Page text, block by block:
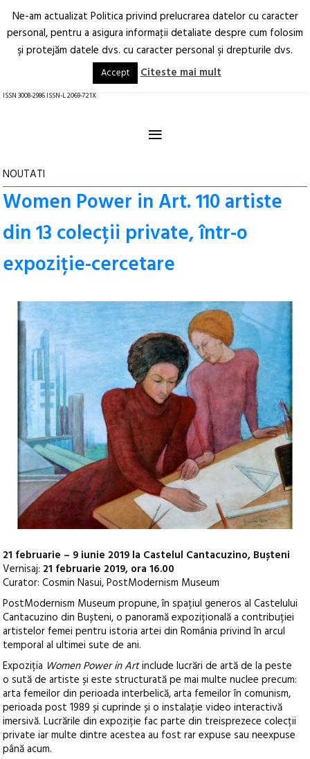
Arhitectură.
Oraș.
RO EN
ISSN 3008-2986 ISSN-L 2069-721X
≡
NOUTATI
Women Power in Art. 110 artiste
din 13 colecții private, într-o
expoziție-cercetare
21 februarie – 9 iunie 2019 la Castelul Cantacuzino, Bușteni
Vernisaj: 21 februarie 2019, ora 16.00
Curator: Cosmin Nasui, PostModernism Museum
PostModernism Museum propune, în spațiul generos al Castelului
Cantacuzino din Bușteni, o panoramă expozițională a contribuției
artistelor femei pentru istoria artei din România privind în arcul
temporal al ultimei sute de ani.
Expoziția Women Power in Artinclude lucrări de artă de la peste
o sută de artiste și este structurată pe mai multe nuclee precum:
arta femeilor din perioada interbelică, arta femeilor în comunism,
perioada post 1989 și cuprinde și o instalație video interactivă
imersivă. Lucrările din expoziție fac parte din treisprezece colecții
private iar multe dintre acestea au fost rar expuse sau neexpuse
până acum.
Ne-am actualizat Politica privind prelucrarea datelor cu caracter
personal, pentru a asigura informaţii detaliate despre cum folosim
şi protejăm datele dvs. cu caracter personal şi drepturile dvs.
Accept Citeste mai mult